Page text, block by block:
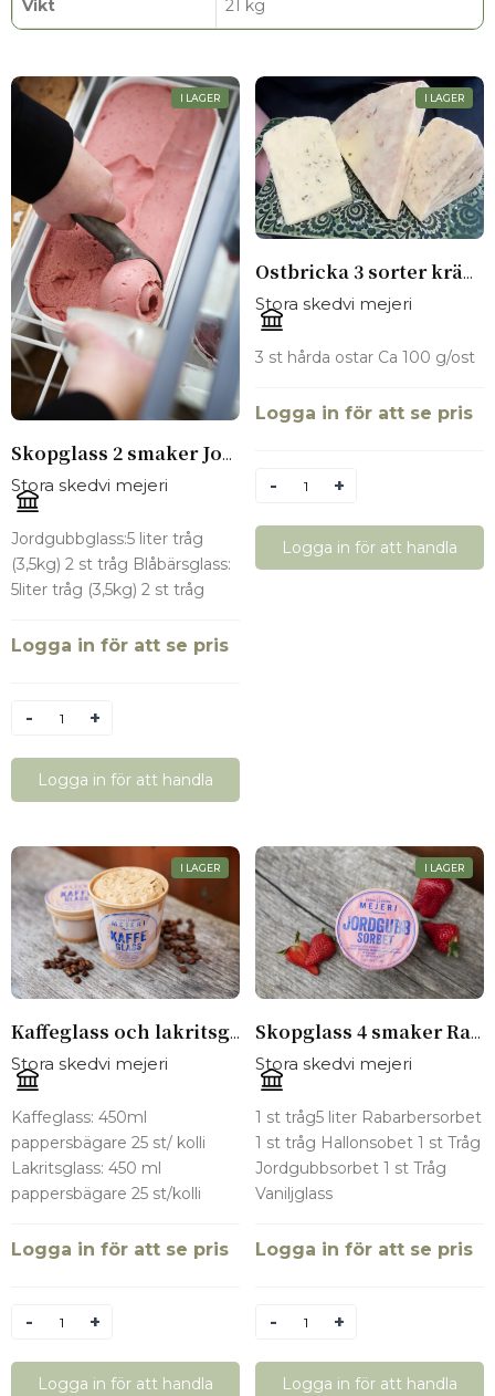
Vikt 21 kg
I LAGER
Skopglass 2 smaker Jordgubb och blåbär 2 tråg av varje
Stora skedvi mejeri
Jordgubbglass:5 liter tråg
(3,5kg) 2 st tråg Blåbärsglass:
5liter tråg (3,5kg) 2 st tråg
Logga in för att se pris
Antal
Logga in för att handla
I LAGER
Ostbricka 3 sorter krämiga hårdostar
Stora skedvi mejeri
3 st hårda ostar Ca 100 g/ost
Logga in för att se pris
Antal
Logga in för att handla
I LAGER
Kaffeglass och lakritsglass 25 st av varje
Stora skedvi mejeri
Kaffeglass: 450ml
pappersbägare 25 st/ kolli
Lakritsglass: 450 ml
pappersbägare 25 st/kolli
Logga in för att se pris
Antal
Logga in för att handla
I LAGER
Skopglass 4 smaker Rabarbersorbet, Hallonsorbet, jordgubbsorbet och vaniljglass tråg 1 st av varje smak
Stora skedvi mejeri
1 st tråg5 liter Rabarbersorbet
1 st tråg Hallonsobet 1 st Tråg
Jordgubbsorbet 1 st Tråg
Vaniljglass
Logga in för att se pris
Antal
Logga in för att handla